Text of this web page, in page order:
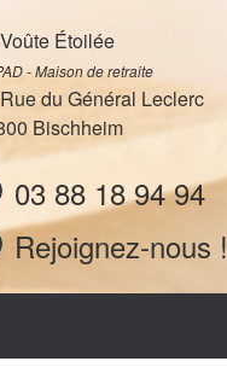
Étoilée
- Maison de retraite
du Général Leclerc
Bischheim
03 88 18 94 94
Rejoignez-nous !